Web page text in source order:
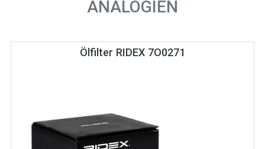
ANALOGIEN
Ölfilter RIDEX 7O0271